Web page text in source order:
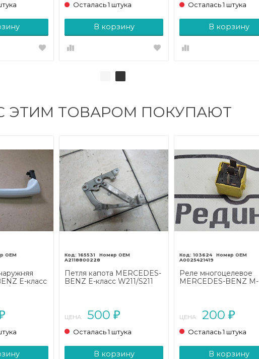
Осталась 1 штука
В корзину
Осталась 1 штука
В корзину
ЭТИМ ТОВАРОМ ПОКУПАЮТ
E-класс
165531
A2118800228
Петля капота MERCEDES-
BENZ E-класс W211/S211
ЦЕНА: 500 ₽
Осталась 1 штука
В корзину
103624
A0025421419
Реле многоцелевое
MERCEDES-BENZ M-
ЦЕНА: 200 ₽
Осталась 1 штука
В корзину